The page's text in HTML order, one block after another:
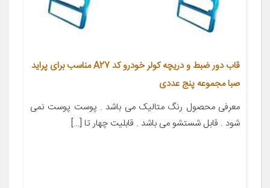
قاب دور ضبط و دریچه کولر خودرو کد A27 مناسب برای پراید
صبا مجموعه پنج عددی
معرفی محصول رنگ متالیک می باشد . پوست پوست نمی
شود . قابل شستشو می باشد . قابلیت چهار تا […]